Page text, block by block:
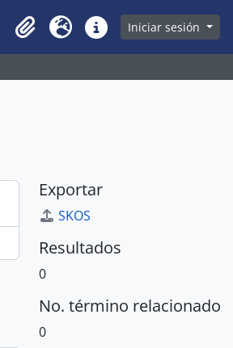
Clipboard
Idioma Enlaces rápidos
Iniciar sesión
Exportar
SKOS
Resultados
0
No. término relacionado
0